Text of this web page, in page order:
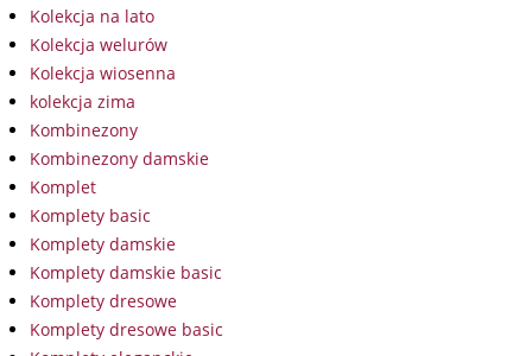
Kolekcja na lato
Kolekcja welurów
Kolekcja wiosenna
kolekcja zima
Kombinezony
Kombinezony damskie
Komplet
Komplety basic
Komplety damskie
Komplety damskie basic
Komplety dresowe
Komplety dresowe basic